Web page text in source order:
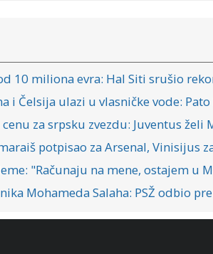
10 miliona evra: Hal Siti srušio
i Čelsija ulazi u vlasničke vode:
za srpsku zvezdu: Juventus
potpisao za Arsenal, Vinisijus
"Računaju na mene, ostajem u
Mohameda Salaha: PSŽ odbio